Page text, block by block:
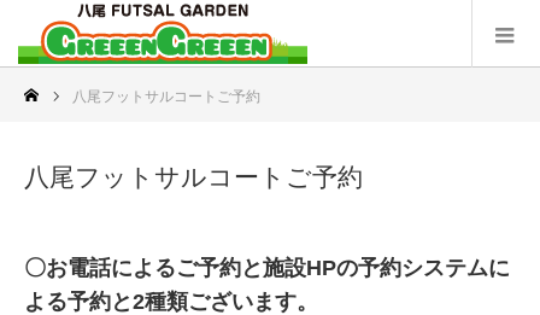
八尾フットサルコートご予約
八尾フットサルコートご予約
〇お電話によるご予約と施設HPの予約システムに
よる予約と2種類ございます。